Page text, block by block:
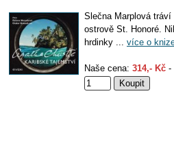
Slečna Marplová
ostrově St. Honoré.
hrdinky ... více o
Naše cena: 314,- Kč -